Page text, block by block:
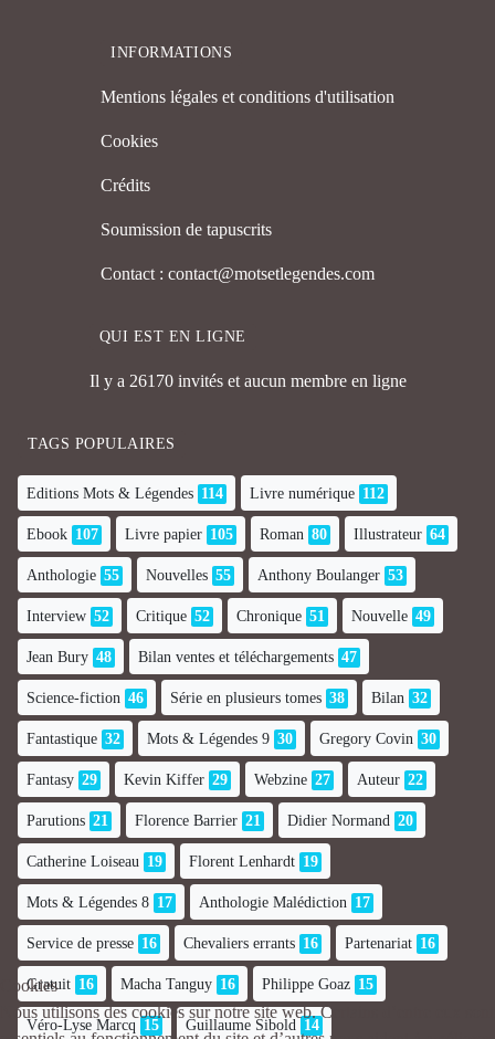
INFORMATIONS
Mentions légales et conditions d'utilisation
Cookies
Crédits
Soumission de tapuscrits
Contact : contact@motsetlegendes.com
QUI EST EN LIGNE
Il y a 26170 invités et aucun membre en ligne
TAGS POPULAIRES
Editions Mots & Légendes 114 Livre numérique 112
Ebook 107 Livre papier 105 Roman 80 Illustrateur 64
Anthologie 55 Nouvelles 55 Anthony Boulanger 53
Interview 52 Critique 52 Chronique 51 Nouvelle 49
Jean Bury 48 Bilan ventes et téléchargements 47
Science-fiction 46 Série en plusieurs tomes 38 Bilan 32
Fantastique 32 Mots & Légendes 9 30 Gregory Covin 30
Fantasy 29 Kevin Kiffer 29 Webzine 27 Auteur 22
Parutions 21 Florence Barrier 21 Didier Normand 20
Catherine Loiseau 19 Florent Lenhardt 19
Mots & Légendes 8 17 Anthologie Malédiction 17
Service de presse 16 Chevaliers errants 16 Partenariat 16
Gratuit 16 Macha Tanguy 16 Philippe Goaz 15
Véro-Lyse Marcq 15 Guillaume Sibold 14
Cookies
Nous utilisons des cookies sur notre site web. Certains d’entre eux sont